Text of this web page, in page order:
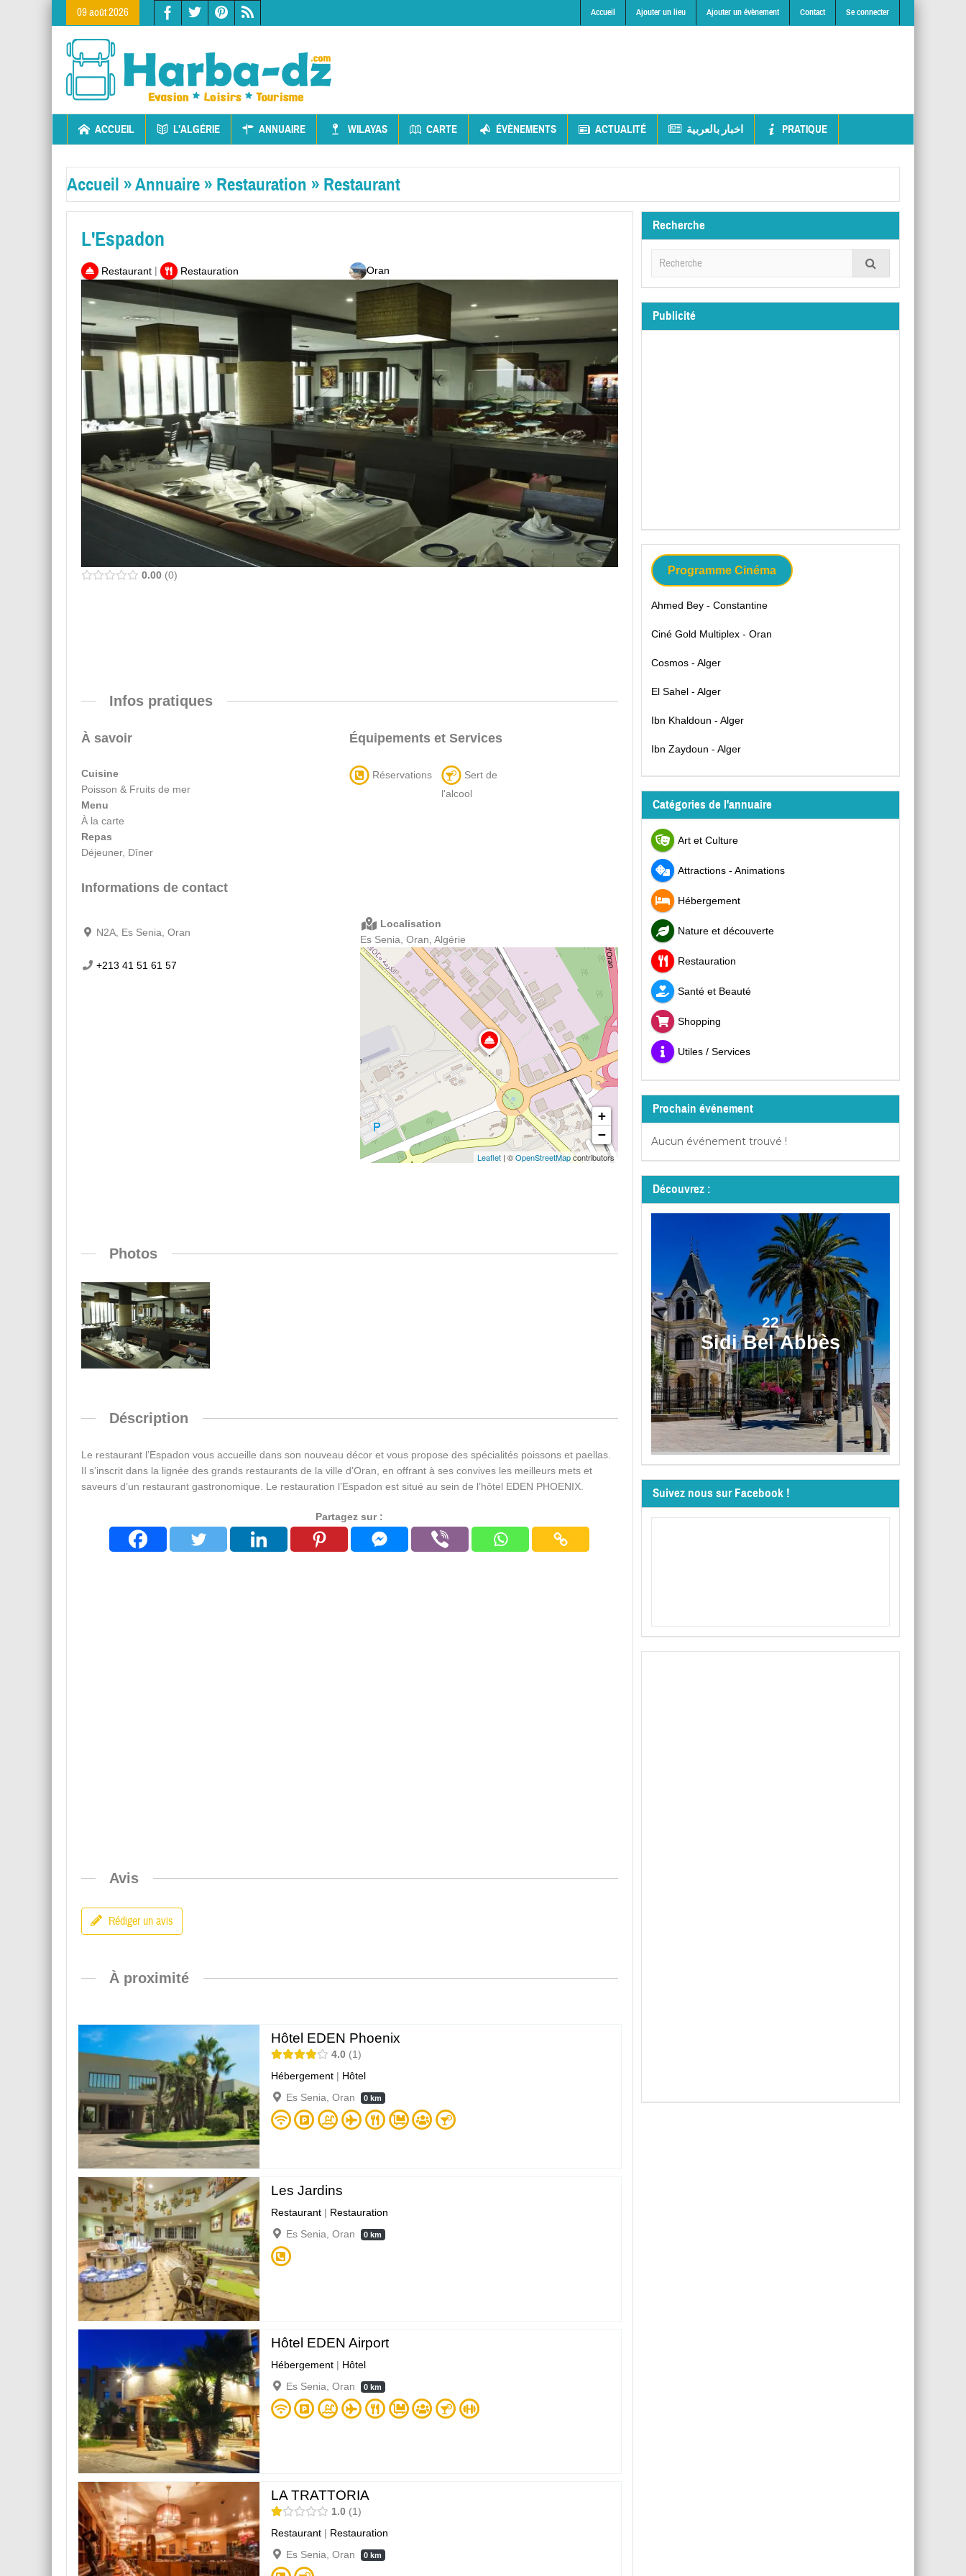
09 août 2026 Accueil Ajouter un lieu Ajouter un évènement Contact Se connecter
ACCUEIL L’ALGÉRIE ANNUAIRE WILAYAS CARTE ÉVÈNEMENTS ACTUALITÉ اخبار بالعربية PRATIQUE
Accueil »Annuaire » Restauration » Restaurant
L'Espadon
Restaurant | Restauration Oran
0.00 0
Infos pratiques
À savoir
Cuisine
Poisson & Fruits de mer
Menu
À la carte
Repas
Déjeuner, Dîner
Équipements et Services
Réservations
Sert de
l'alcool
Informations de contact
N2A, Es Senia, Oran
+213 41 51 61 57
Localisation
Es Senia, Oran, Algérie
+
−
Leaflet| ©OpenStreetMapcontributors
Photos
Déscription
Le restaurant l’Espadon vous accueille dans son nouveau décor et vous propose des spécialités poissons et paellas.
Il s’inscrit dans la lignée des grands restaurants de la ville d’Oran, en offrant à ses convives les meilleurs mets et
saveurs d’un restaurant gastronomique. Le restauration l’Espadon est situé au sein de l’hôtel EDEN PHOENIX.
Partagez sur :
Avis
Rédiger un avis
À proximité
Hôtel EDEN Phoenix
4.0 1
Hébergement| Hôtel
Es Senia, Oran
0 km
Les Jardins
Restaurant| Restauration
Es Senia, Oran
0 km
Hôtel EDEN Airport
Hébergement| Hôtel
Es Senia, Oran
0 km
LA TRATTORIA
1.0 1
Restaurant| Restauration
Es Senia, Oran
0 km
Recherche
Publicité
Programme Cinéma
Ahmed Bey - Constantine
Ciné Gold Multiplex - Oran
Cosmos - Alger
El Sahel - Alger
Ibn Khaldoun - Alger
Ibn Zaydoun - Alger
Catégories de l'annuaire
Art et Culture
Attractions - Animations
Hébergement
Nature et découverte
Restauration
Santé et Beauté
Shopping
Utiles / Services
Prochain événement
Aucun événement trouvé !
Découvrez :
22
Sidi Bel Abbès
Suivez nous sur Facebook !